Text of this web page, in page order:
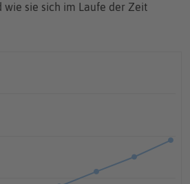
sie sich im Laufe der Zeit